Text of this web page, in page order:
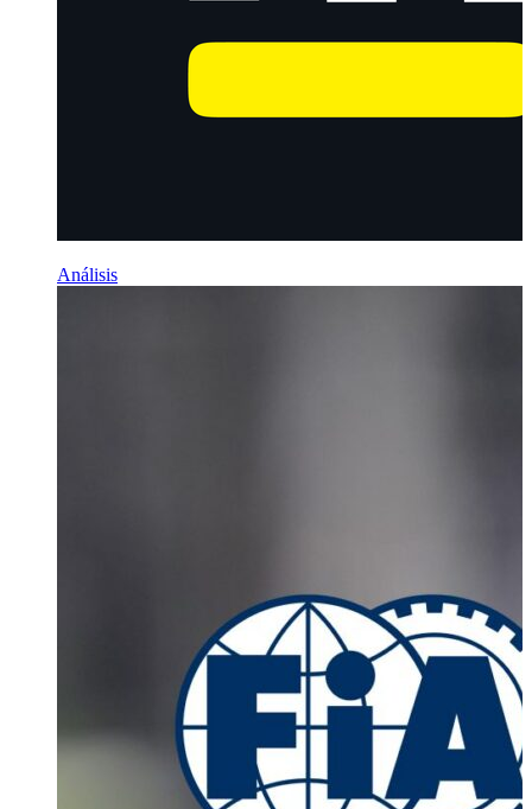
Análisis